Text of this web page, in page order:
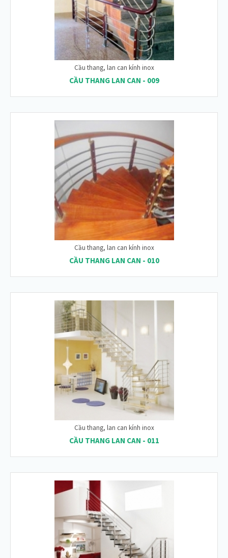
Cầu thang, lan can kính inox
CẦU THANG LAN CAN - 009
Cầu thang, lan can kính inox
CẦU THANG LAN CAN - 010
Cầu thang, lan can kính inox
CẦU THANG LAN CAN - 011